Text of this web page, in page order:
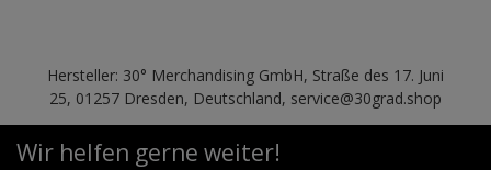
Hersteller: 30° Merchandising GmbH, Straße des 17. Juni
25, 01257 Dresden, Deutschland, service@30grad.shop
Wir helfen gerne weiter!